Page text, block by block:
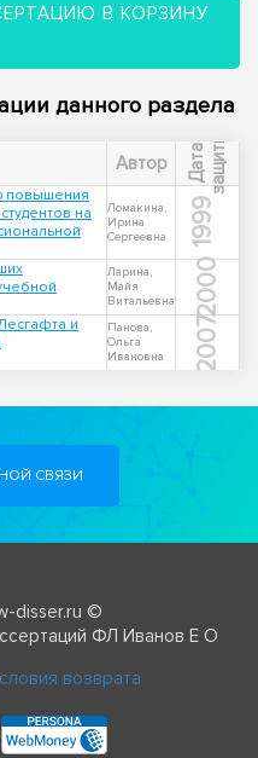
В КОРЗИНУ
данного раздела
Автор Д
а
т
а
з
а
щ
и
т ы
повышения
на
Ломакина,
Ирина
Сергеевна
1999
Ларина,
Майя
Витальевна
2000
и
Панова,
Ольга
Ивановна
2007
СВЯЗИ
disser.ru ©
ФЛ Иванов Е О
возврата